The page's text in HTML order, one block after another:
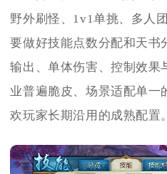
野外刷怪、1v1单挑、多人
要做好技能点数分配和天书
输出、单体伤害、控制效果
业普遍脆皮、场景适配单一
欢玩家长期沿用的成熟配置。